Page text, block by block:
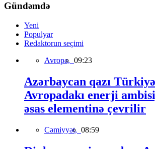
Gündəmdə
Yeni
Populyar
Redaktorun seçimi
Avropa, 09:23
Azərbaycan qazı
Avropadakı enerji
əsas elementinə çevrilir
Cəmiyyət, 08:59